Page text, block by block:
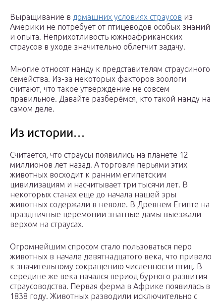
Выращивание в домашних условиях страусов из
Америки не потребует от птицеводов особых знаний
и опыта. Неприхотливость южноафриканских
страусов в уходе значительно облегчит задачу.
Многие относят нанду к представителям страусиного
семейства. Из-за некоторых факторов зоологи
считают, что такое утверждение не совсем
правильное. Давайте разберёмся, кто такой нанду на
самом деле.
Из истории…
Считается, что страусы появились на планете 12
миллионов лет назад. А торговля перьями этих
животных восходит к ранним египетским
цивилизациям и насчитывает три тысячи лет. В
некоторых станах еще до начала нашей эры
животных содержали в неволе. В Древнем Египте на
праздничные церемонии знатные дамы выезжали
верхом на страусах.
Огромнейшим спросом стало пользоваться перо
животных в начале девятнадцатого века, что привело
к значительному сокращению численности птиц. В
середине же века начался период бурного развития
страусоводства. Первая ферма в Африке появилась в
1838 году. Животных разводили исключительно с